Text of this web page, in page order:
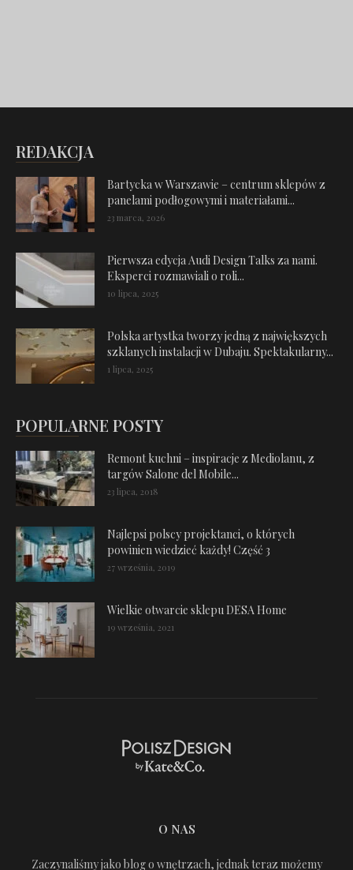
REDAKCJA
Bartycka w Warszawie – centrum sklepów z
panelami podłogowymi i materiałami...
23 marca, 2026
Pierwsza edycja Audi Design Talks za nami.
Eksperci rozmawiali o roli...
10 lipca, 2025
Polska artystka tworzy jedną z największych
szklanych instalacji w Dubaju. Spektakularny...
1 lipca, 2025
POPULARNE POSTY
Remont kuchni – inspiracje z Mediolanu, z
targów Salone del Mobile...
23 lipca, 2018
Najlepsi polscy projektanci, o których
powinien wiedzieć każdy! Część 3
27 września, 2019
Wielkie otwarcie sklepu DESA Home
19 września, 2021
O NAS
Zaczynaliśmy jako blog o wnętrzach, jednak teraz możemy